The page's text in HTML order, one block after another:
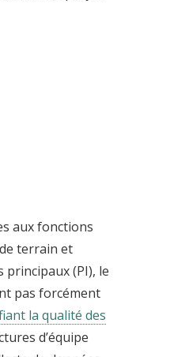
aux fonctions
terrain et
principaux (PI), le
pas forcément
la qualité des
d’équipe